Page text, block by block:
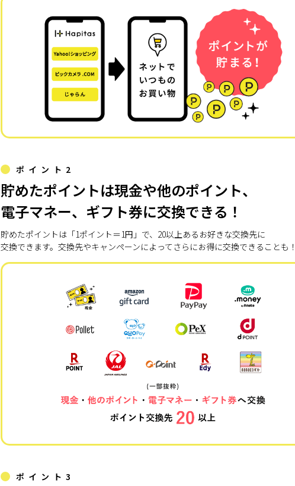
ポイント2
貯めたポイントは現金や他のポイント、
電子マネー、ギフト券に交換できる！
貯めたポイントは「1ポイント＝1円」で、20以上あるお好きな交換先に
交換できます。交換先やキャンペーンによってさらにお得に交換できることも
ポイント3